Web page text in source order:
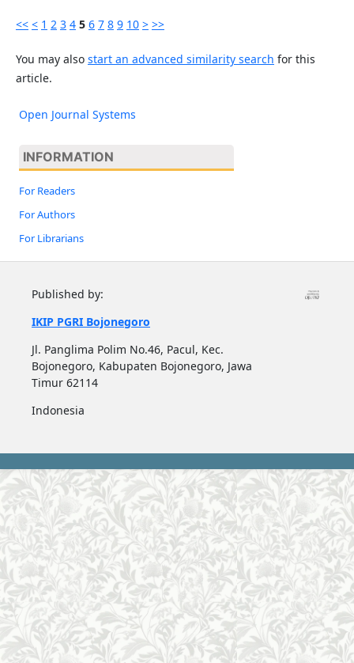
<< < 1 2 3 4 5 6 7 8 9 10 > >>
You may also start an advanced similarity search for this
article.
Open Journal Systems
INFORMATION
For Readers
For Authors
For Librarians
Published by:
IKIP PGRI Bojonegoro
Jl. Panglima Polim No.46, Pacul, Kec.
Bojonegoro, Kabupaten Bojonegoro, Jawa
Timur 62114
Indonesia